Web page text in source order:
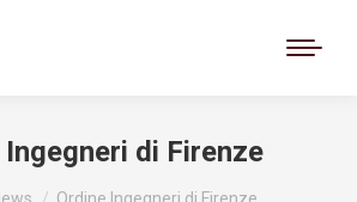
Ingegneri di Firenze